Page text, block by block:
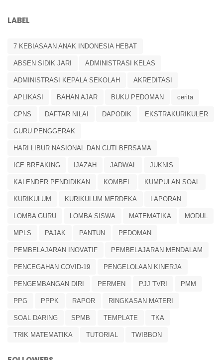
LABEL
7 KEBIASAAN ANAK INDONESIA HEBAT
ABSEN SIDIK JARI ADMINISTRASI KELAS
ADMINISTRASI KEPALA SEKOLAH AKREDITASI
APLIKASI BAHAN AJAR BUKU PEDOMAN cerita
CPNS DAFTAR NILAI DAPODIK EKSTRAKURIKULER
GURU PENGGERAK
HARI LIBUR NASIONAL DAN CUTI BERSAMA
ICE BREAKING IJAZAH JADWAL JUKNIS
KALENDER PENDIDIKAN KOMBEL KUMPULAN SOAL
KURIKULUM KURIKULUM MERDEKA LAPORAN
LOMBA GURU LOMBA SISWA MATEMATIKA MODUL
MPLS PAJAK PANTUN PEDOMAN
PEMBELAJARAN INOVATIF PEMBELAJARAN MENDALAM
PENCEGAHAN COVID-19 PENGELOLAAN KINERJA
PENGEMBANGAN DIRI PERMEN PJJ TVRI PMM
PPG PPPK RAPOR RINGKASAN MATERI
SOAL DARING SPMB TEMPLATE TKA
TRIK MATEMATIKA TUTORIAL TWIBBON